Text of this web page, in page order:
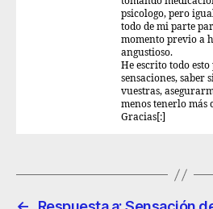
psicologo, pero
todo de mi parte
momento previo a
angustioso.
He escrito todo
sensaciones, saber
vuestras,
menos tenerlo más
Gracias[:]